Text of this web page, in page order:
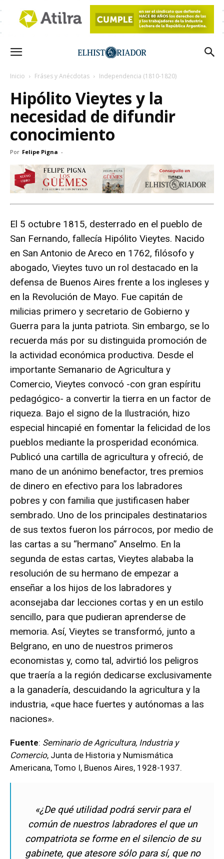
Inicio Fráses y Anécdotas Independencia (1810-1820)
Hipólito Vieytes y la
necesidad de difundir
conocimiento
Por Felipe Pigna -
El 5 octubre 1815, desterrado en el pueblo de
San Fernando, fallecía Hipólito Vieytes. Nacido
en San Antonio de Areco en 1762, filósofo y
abogado, Vieytes tuvo un rol destacado en la
defensa de Buenos Aires frente a los ingleses y
en la Revolución de Mayo. Fue capitán de
milicias primero y secretario de Gobierno y
Guerra para la junta patriota. Sin embargo, se lo
recuerda más por su distinguida promoción de
la actividad económica productiva. Desde el
importante Semanario de Agricultura y
Comercio, Vieytes convocó -con gran espíritu
pedagógico- a convertir la tierra en un factor de
riqueza. Bajo el signo de la Ilustración, hizo
especial hincapié en fomentar la felicidad de los
pueblos mediante la prosperidad económica.
Publicó una cartilla de agricultura y ofreció, de
mano de un anónimo benefactor, tres premios
de dinero en efectivo para los labradores
pobres y con familia que justificasen haber
sembrado. Uno de los principales destinatarios
de sus textos fueron los párrocos, por medio de
las cartas a su “hermano” Anselmo. En la
segunda de estas cartas, Vieytes alababa la
resolución de su hermano de empezar a
enseñar a los hijos de los labradores y
aconsejaba dar lecciones cortas y en un estilo
sencillo, para que pudieran aprenderse de
memoria. Así, Vieytes se transformó, junto a
Belgrano, en uno de nuestros primeros
economistas y, como tal, advirtió los peligros
que traería a la región dedicarse exclusivamente
a la ganadería, descuidando la agricultura y la
industria, «que hace fuertes y autónomas a las
naciones».
Fuente: Seminario de Agricultura, Industria y
Comercio, Junta de Historia y Numismática
Americana, Tomo I, Buenos Aires, 1928-1937.
«¿De qué utilidad podrá servir para el
común de nuestros labradores el que un
compatriota se forme en el silencio de su
gabinete, que atesore sólo para sí, que no